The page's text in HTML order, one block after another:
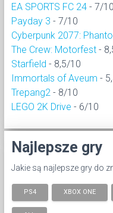
EA SPORTS FC 24 - 7/10
Payday 3 - 7/10
Cyberpunk 2077:
The Crew: Motorfest -
Starfield - 8,5/10
Immortals of Aveum -
Trepang2 - 8/10
LEGO 2K Drive - 6/10
Najlepsze gry
Jakie są najlepsze gry do
PS4 XBOX ONE